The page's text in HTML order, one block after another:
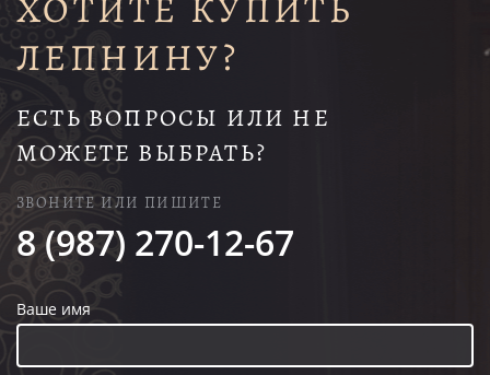
ЛЕПНИНУ?
ЕСТЬ ВОПРОСЫ ИЛИ НЕ
МОЖЕТЕ ВЫБРАТЬ?
ЗВОНИТЕ ИЛИ ПИШИТЕ
8 (987) 270-12-67
Ваше имя